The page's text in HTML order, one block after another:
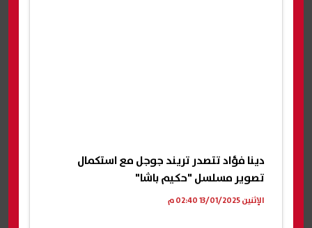
دينا فؤاد تتصدر تريند جوجل مع استكمال
تصوير مسلسل "حكيم باشا"
الإثنين 13/01/2025 02:40 م